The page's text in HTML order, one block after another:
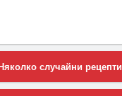
Няколко случайни рецепти